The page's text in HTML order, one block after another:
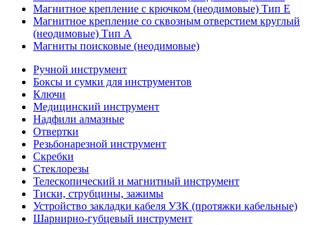
Магнитное крепление с крючком (неодимовые) Тип Е
Магнитное крепление со сквозным отверстием круглый
(неодимовые) Тип А
Магниты поисковые (неодимовые)
Ручной инструмент
Боксы и сумки для инструментов
Ключи
Медицинский инструмент
Надфили алмазные
Отвертки
Резьбонарезной инструмент
Скребки
Стеклорезы
Телескопический и магнитный инструмент
Тиски, струбцины, зажимы
Устройство закладки кабеля УЗК (протяжки кабельные)
Шарнирно-губцевый инструмент